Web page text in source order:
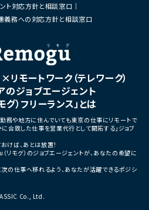
■募集背景
・既存サービス拡大および新
■担当工程
・要件定義
・仕様設計
・プロダクト企画
・開発推進
・運用改善
・フルリモート勤務可能
・10:15から朝会あり
・長期参画前提案件
ト対応方針と相談窓口
義務への対応方針と相談窓口
モートワーク（テレワーク）
ジョブエージェント
グ）フリーランス」とは
勤務や地方に住んでいても東京の仕事にリモートで
合致した仕事を営業代行として開拓する」ジョブ
けば、あとは放置！
リモグ）のジョブエージェントが、あなたの希望に
の仕事へ移れるよう、あなたが活躍できるポジシ
Co., Ltd.